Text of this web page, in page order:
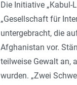
Die Initiative
„Gesellschaft für
untergebracht, die
Afghanistan vor.
teilweise Gewalt an,
wurden. „Zwei